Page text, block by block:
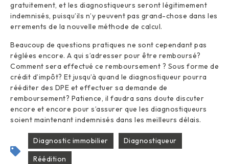
gratuitement, et les diagnostiqueurs seront légitimement
indemnisés, puisqu’ils n’y peuvent pas grand-chose dans les
errements de la nouvelle méthode de calcul.
Beaucoup de questions pratiques ne sont cependant pas
réglées encore. A qui s’adresser pour être remboursé?
Comment sera effectué ce remboursement ? Sous forme de
crédit d’impôt? Et jusqu’à quand le diagnostiqueur pourra
rééditer des DPE et effectuer sa demande de
remboursement? Patience, il faudra sans doute discuter
encore et encore pour s’assurer que les diagnostiqueurs
soient maintenant indemnisés dans les meilleurs délais.
Diagnostic immobilier
Diagnostiqueur
Réédition